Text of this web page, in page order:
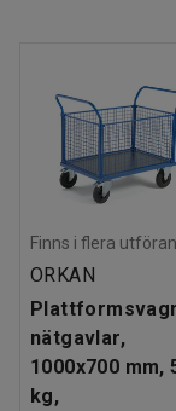
Finns i flera
ORKAN
nätgavlar,
1000x700 mm,
kg,